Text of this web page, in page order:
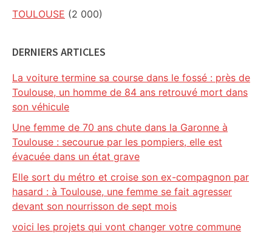
TOULOUSE (2 000)
DERNIERS ARTICLES
La voiture termine sa course dans le fossé : près de
Toulouse, un homme de 84 ans retrouvé mort dans
son véhicule
Une femme de 70 ans chute dans la Garonne à
Toulouse : secourue par les pompiers, elle est
évacuée dans un état grave
Elle sort du métro et croise son ex-compagnon par
hasard : à Toulouse, une femme se fait agresser
devant son nourrisson de sept mois
voici les projets qui vont changer votre commune